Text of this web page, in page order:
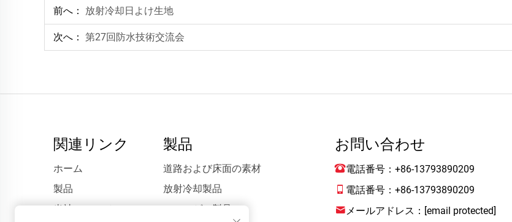
前へ： 放射冷却日よけ生地
次へ： 第27回防水技術交流会
関連リンク
ホーム
製品
当社について
製品
道路および床面の素材
放射冷却製品
エアロゲル製品
お問い合わせ
電話番号： +86-13793890209
電話番号： +86-13793890209
メールアドレス： [email protected]